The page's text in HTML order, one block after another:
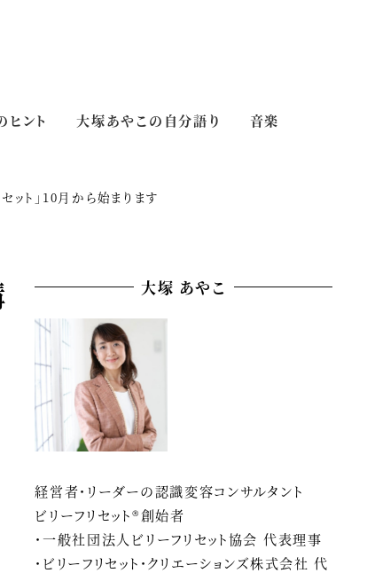
ヒント 大塚あやこの自分語り 音楽
ット」10月から始まります
大塚 あやこ
経営者・リーダーの認識変容コンサルタント
ビリーフリセット®創始者
・一般社団法人ビリーフリセット協会 代表理事
・ビリーフリセット・クリエーションズ株式会社 代